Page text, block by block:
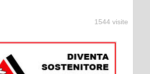
1544 visite